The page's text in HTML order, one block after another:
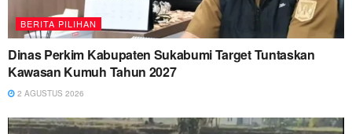
BERITA PILIHAN
Dinas Perkim Kabupaten Sukabumi Target Tuntaskan
Kawasan Kumuh Tahun 2027
2 AGUSTUS 2026